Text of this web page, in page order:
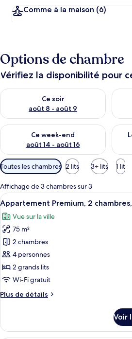
Comme à la maison (6)
Options de chambre
Vérifiez la disponibilité pour
Ce soir
août 8 - août 9
Vérifier la disponibilité pour ce soir
Ce week-end
août 14 - août 16
Vérifier la disponibilité pour ce week-
Filtres
disponibles
pour
les
chambres
Toutes les chambres 2 lits 3+ lits 1 lit
Affichage de 3 chambres sur 3
Afficher
toutes
les
photos
pour
ce
type
de
chambre :
Appartement
chambres,
Un
37
Appartement Premium, 2
Vue sur la ville
75 m²
2 chambres
4 personnes
2 grands lits
Wi-Fi gratuit
Plus de détails
Plus
le
Voir